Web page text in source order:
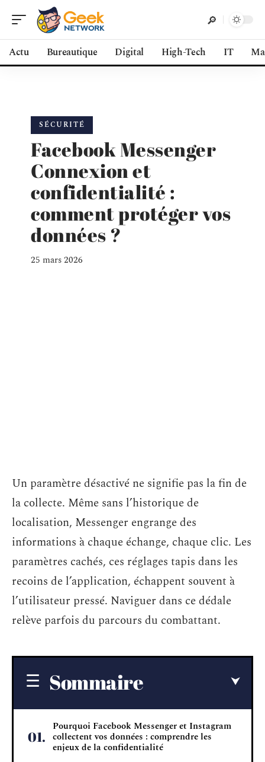
Actu Bureautique Digital High-Tech IT
SÉCURITÉ
Facebook Messenger
Connexion et
confidentialité :
comment protéger vos
données ?
25 mars 2026
Un paramètre désactivé ne signifie pas la fin de
la collecte. Même sans l’historique de
localisation, Messenger engrange des
informations à chaque échange, chaque clic. Les
paramètres cachés, ces réglages tapis dans les
recoins de l’application, échappent souvent à
l’utilisateur pressé. Naviguer dans ce dédale
relève parfois du parcours du combattant.
Sommaire
Pourquoi Facebook Messenger et Instagram
collectent vos données : comprendre les
enjeux de la confidentialité